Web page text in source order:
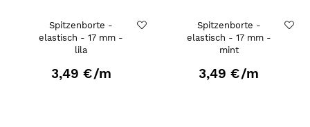
Spitzenborte -
elastisch - 17 mm -
lila
3,49 €/m
Spitzenborte -
elastisch - 17 mm -
mint
3,49 €/m